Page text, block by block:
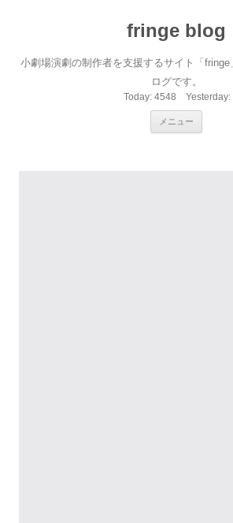
fringe blog
小劇場演劇の制作者を支援するサイト「
ログです。
Today: 4548 Yesterday:
メニュー